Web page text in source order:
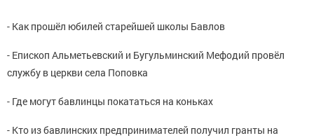
- Как прошёл юбилей старейшей школы Бавлов
- Епископ Альметьевский и Бугульминский Мефодий провёл
службу в церкви села Поповка
- Где могут бавлинцы покататься на коньках
- Кто из бавлинских предпринимателей получил гранты на